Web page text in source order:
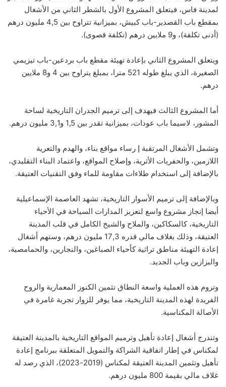
لمدينة فاس، فيتعلق المشروع الأول بالشطر الثاني من الأشغال
بمقطع باب القصدير-باب كبيش، بميزانية تتراوح بين 4,5 مليون درهم
(أدنى تكلفة)، و9 ملايين درهم (تكلفة قصوى).
ويتعلق المشروع الثاني بإعادة تهيئة مقطع باب بردعين-باب تيزيمي
الصغيرة، الذي يبلغ طوله 521 مترا، بمبلغ يتراوح بين 4 و8 ملايين
درهم.
أما المشروع الثالث فيهدف إلى ترميم الجدران التاريخية لساحة
المشور، لاسيما باب عودات، بميزانية تقدر بين 1,5 و3,1 مليون درهم.
وتشمل الأشغال المرتقبة إ رساء مواقع بناء، والهدم والتعرية
اللازمين، والحفريات الأثرية، وإصلاح المواقع، واعتماد البناء التقليدي،
بالإضافة إلى استخدام طلاءات مقاومة للماء وفق التقنيات العتيقة.
وبالإضافة إلى ترميم الأسوار التاريخية، تشهد العاصمة الإسماعيلية
أيضا إنجاز مشروع واسع لتعزيز المدارات السياحة في الأحياء
التاريخية، كالسكاكين، والملاح والشيخ الكامل في قلب المدينة
العتيقة، وذلك بغلاف مالي قدره 17,3 مليون درهم، وستهم أشغال
إعادة التهيئة مناطق تراثية كأحياء الصباغين، والنجارين، والحمامصية،
والبزازين وباب الجديد.
وتروم هذه العملية واسعة النطاق تثمين الكنوز المعمارية والروح
الفريدة لهذه المدينة التاريخية، مما يوفر للزوار تجربة غامرة في
الأصالة المكناسية.
وتندرج أشغال إعادة تأهيل وترميم المواقع التاريخية بالمدينة العتيقة
لمكناس في إطار اتفاقية الشراكة والتمويل المتعلقة ببرنامج إعادة
تأهيل وتثمين المدينة العتيقة لمكناس (2019-2023)، الذي رصد له
غلاف مالي بقيمة 800 مليون درهم.